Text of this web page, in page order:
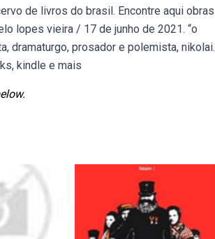
de livros do brasil. Encontre aqui obras
lopes vieira / 17 de junho de 2021. “o
dramaturgo, prosador e polemista, nikolai.
kindle e mais